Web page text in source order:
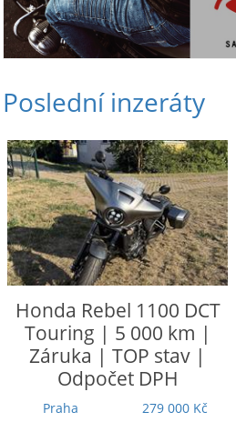
Poslední inzeráty
Honda Rebel 1100 DCT
Touring | 5 000 km |
Záruka | TOP stav |
Odpočet DPH
Praha 279 000 Kč